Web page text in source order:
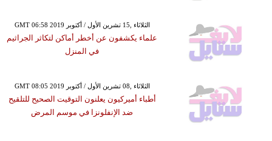
GMT 06:58 2019 الثلاثاء ,15 تشرين الأول / أكتوبر
علماء يكشفون عن أخطر أماكن لتكاثر الجراثيم
في المنزل
GMT 08:05 2019 الثلاثاء ,08 تشرين الأول / أكتوبر
أطباء أميركيون يعلنون التوقيت الصحيح للتلقيح
ضد الإنفلونزا في موسم المرض